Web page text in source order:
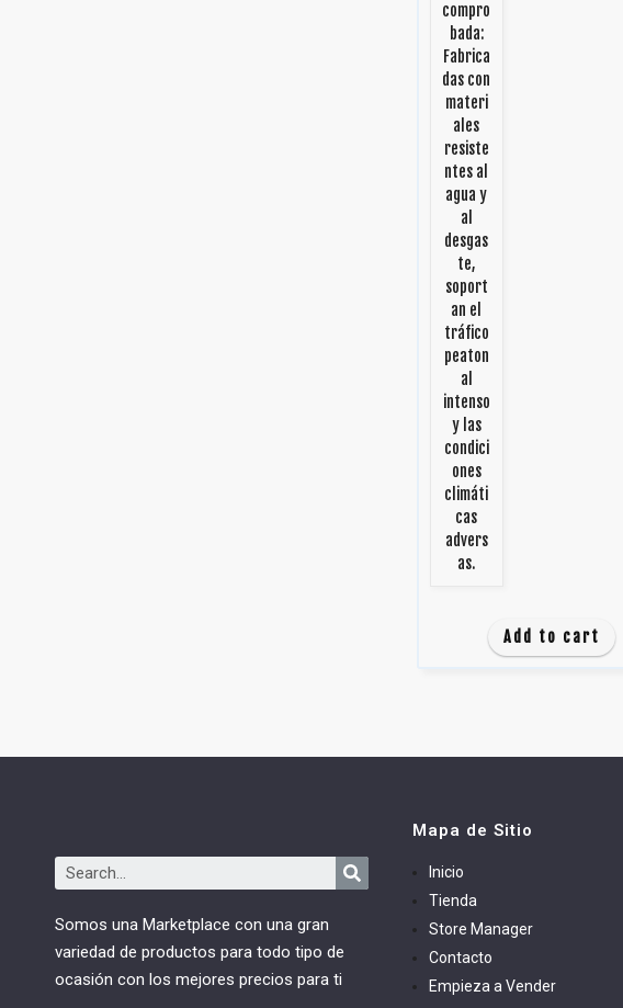
compro
bada:
Fabrica
das con
materi
ales
resiste
ntes al
agua y
al
desgas
te,
soport
an el
tráfico
peaton
al
intenso
y las
condici
ones
climáti
cas
advers
as.
Add to cart
Somos una Marketplace con una gran
variedad de productos para todo tipo de
ocasión con los mejores precios para ti
Mapa de Sitio
Inicio
Tienda
Store Manager
Contacto
Empieza a Vender